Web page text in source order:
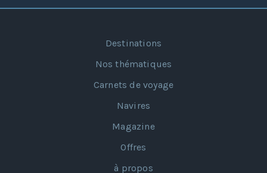
Destinations
Nos thématiques
Carnets de voyage
Navires
Magazine
Offres
à propos